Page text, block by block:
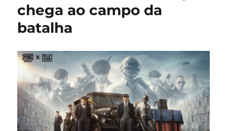
debates
sobre
IA
no
mercado
de
games
chega ao campo da
batalha